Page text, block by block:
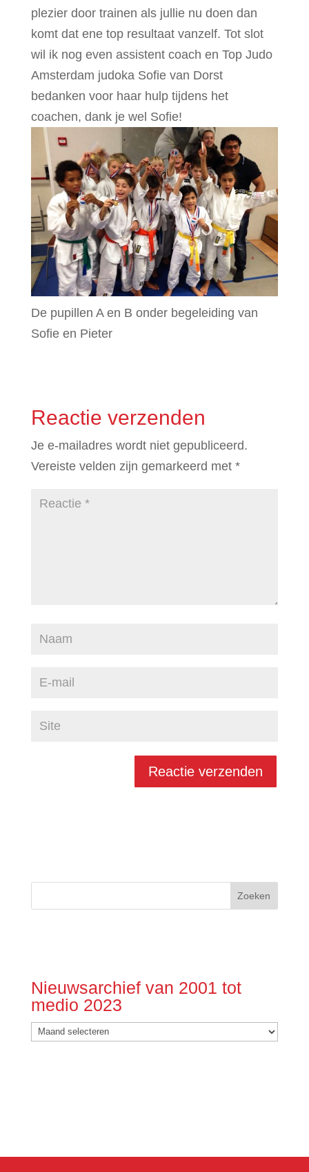
plezier door trainen als jullie nu doen dan
komt dat ene top resultaat vanzelf. Tot slot
wil ik nog even assistent coach en Top Judo
Amsterdam judoka Sofie van Dorst
bedanken voor haar hulp tijdens het
coachen, dank je wel Sofie!
De pupillen A en B onder begeleiding van
Sofie en Pieter
Reactie verzenden
Je e-mailadres wordt niet gepubliceerd.
Vereiste velden zijn gemarkeerd met *
Nieuwsarchief van 2001 tot
medio 2023
Nieuwsarchief
van